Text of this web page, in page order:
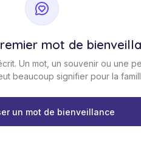
mot de
Un mot, un souvenir ou une
beaucoup signifier pour la
un mot de bienveillance